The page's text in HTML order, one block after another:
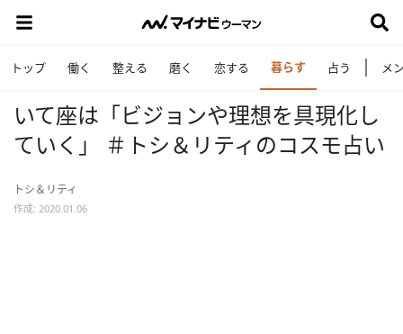
トップ 働く 整える 磨く 恋する 暮らす 占う メ
いて座は「ビジョンや理想を具現化し
ていく」 ＃トシ＆リティのコスモ占い
トシ＆リティ
作成: 2020.01.06